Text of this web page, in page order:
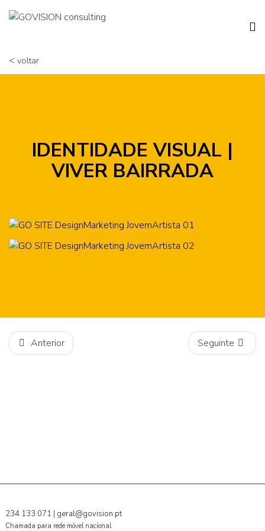
< voltar
IDENTIDADE VISUAL |
VIVER BAIRRADA
Anterior Seguinte
234 133 071 | geral@govision.pt
Chamada para rede móvel nacional